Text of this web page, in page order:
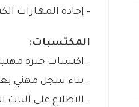
– إجادة المهارات
المكتسبات:
– اكتساب خبرة
– بناء سجل مهني
– الاطلاع على